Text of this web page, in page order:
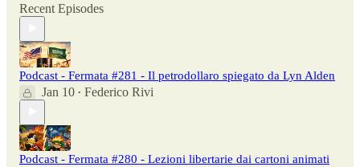
Recent Episodes
Podcast - Fermata #281 - Il petrodollaro spiegato da Lyn Alden
Jan 10 • Federico Rivi
Podcast - Fermata #280 - Lezioni libertarie dai cartoni animati